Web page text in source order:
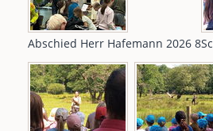
Abschied Herr Hafemann 2026 8